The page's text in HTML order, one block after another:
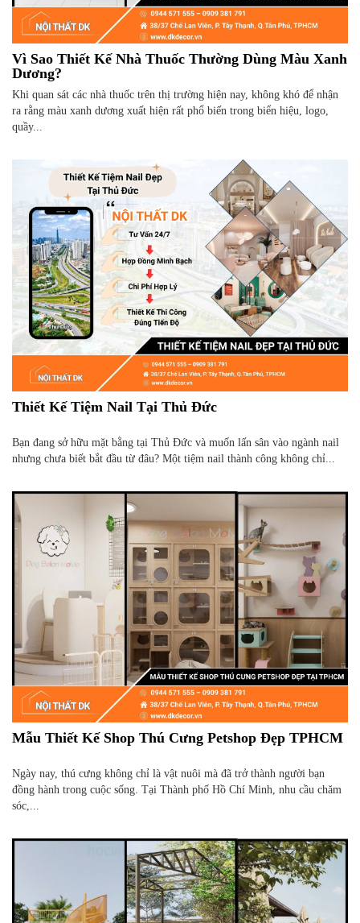
Vì Sao Thiết Kế Nhà Thuốc Thường Dùng Màu Xanh
Dương?
Khi quan sát các nhà thuốc trên thị trường hiện nay, không khó để nhận
ra rằng màu xanh dương xuất hiện rất phổ biến trong biển hiệu, logo,
quầy...
Thiết Kế Tiệm Nail Tại Thủ Đức
Bạn đang sở hữu mặt bằng tại Thủ Đức và muốn lấn sân vào ngành nail
nhưng chưa biết bắt đầu từ đâu? Một tiệm nail thành công không chỉ...
Mẫu Thiết Kế Shop Thú Cưng Petshop Đẹp TPHCM
Ngày nay, thú cưng không chỉ là vật nuôi mà đã trở thành người bạn
đồng hành trong cuộc sống. Tại Thành phố Hồ Chí Minh, nhu cầu chăm
sóc,...